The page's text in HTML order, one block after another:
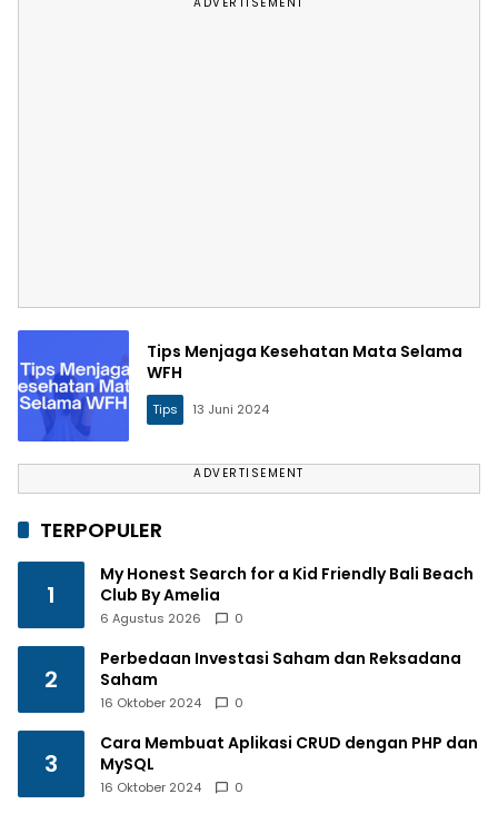
Tips Menjaga Kesehatan Mata Selama
WFH
Tips 13 Juni 2024
ADVERTISEMENT
TERPOPULER
1
My Honest Search for a Kid Friendly Bali Beach
Club By Amelia
6 Agustus 2026 0
2
Perbedaan Investasi Saham dan Reksadana
Saham
16 Oktober 2024 0
3
Cara Membuat Aplikasi CRUD dengan PHP dan
MySQL
16 Oktober 2024 0